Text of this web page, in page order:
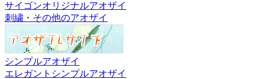
サイゴンオリジナルアオザイ
刺繍・その他のアオザイ
シンプルアオザイ
エレガントシンプルアオザイ